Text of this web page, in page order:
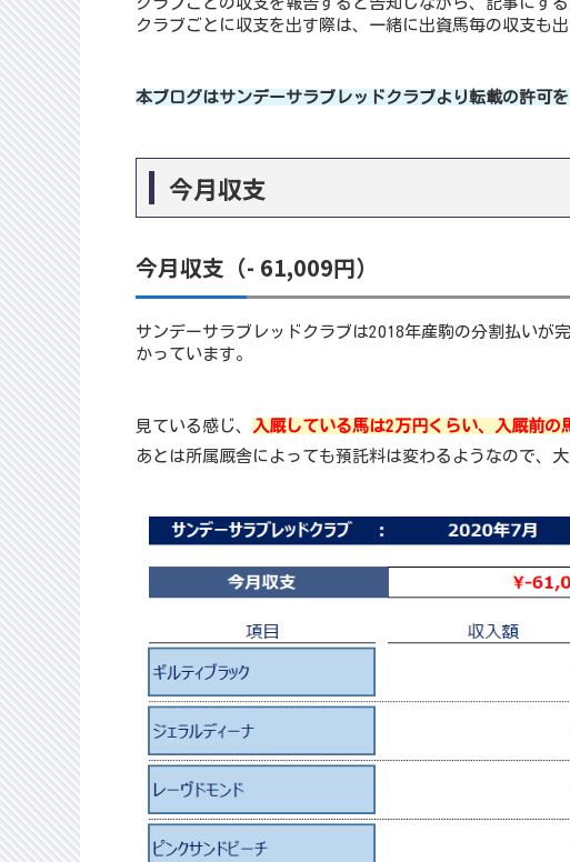
クラブごとに収支を出す際は、一緒に出資馬毎の収支も
本ブログはサンデーサラブレッドクラブより転載の許可を
今月収支
今月収支（- 61,009円）
サンデーサラブレッドクラブは2018年産駒の分割払いが
かっています。
見ている感じ、 入厩している馬は2万円くらい、入厩前の
あとは所属厩舎によっても預託料は変わるようなので、